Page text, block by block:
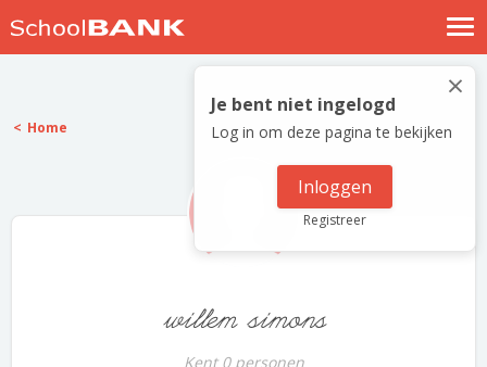
Nostalgische verhalen
Log in
Meld je gratis aan
×
Je bent niet ingelogd
Log in om deze pagina te bekijken
Inloggen
Registreer
Home
willem simons
Kent 0 personen